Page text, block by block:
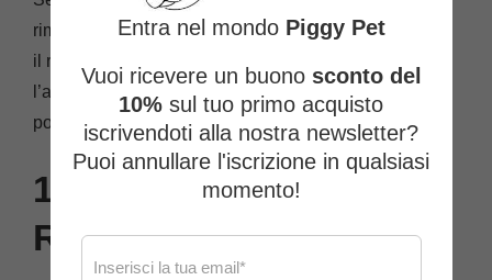
rimproverarlo. Invece, semplifica il comando o rallenta
il ritmo dell’addestramento. Ricorda che
l’addestramento dovrebbe essere un’esperienza
positiva per entrambi.
10. Pratica
Regolarmente:
Entra nel mondo Piggy Pet
Vuoi ricevere un buono sconto del
10% sul tuo primo acquisto
iscrivendoti alla nostra newsletter?
Puoi annullare l'iscrizione in qualsiasi
momento!